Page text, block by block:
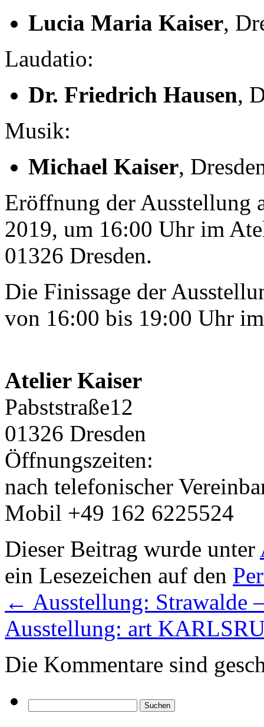
Lucia Maria Kaiser,
Laudatio:
Dr. Friedrich Hausen,
Musik:
Michael Kaiser,
Eröffnung der Ausstellung
2019, um 16:00 Uhr im
01326 Dresden.
Die Finissage der
von 16:00 bis 19:00 Uhr
Atelier Kaiser
Pabststraße12
01326 Dresden
Öffnungszeiten:
nach telefonischer
Mobil +49 162 6225524
Dieser Beitrag wurde unter
ein Lesezeichen auf den
← Ausstellung: Strawalde
Ausstellung: art
Die Kommentare sind
nach: